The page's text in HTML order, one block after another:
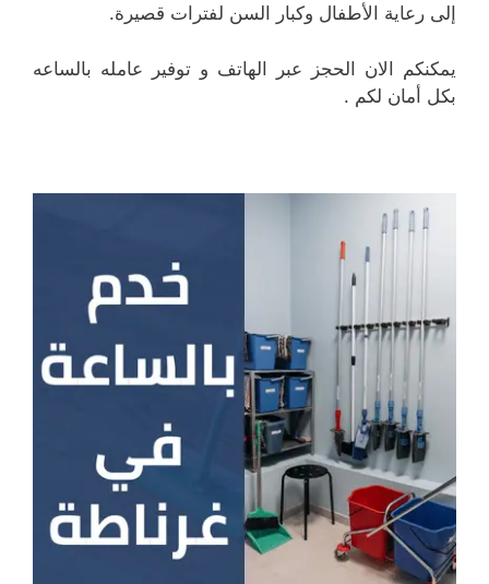
إلى رعاية الأطفال وكبار السن لفترات قصيرة.
يمكنكم الان الحجز عبر الهاتف و توفير عامله بالساعه
بكل أمان لكم .